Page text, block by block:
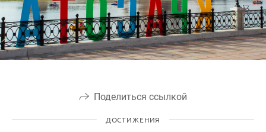
Поделиться ссылкой
ДОСТИЖЕНИЯ